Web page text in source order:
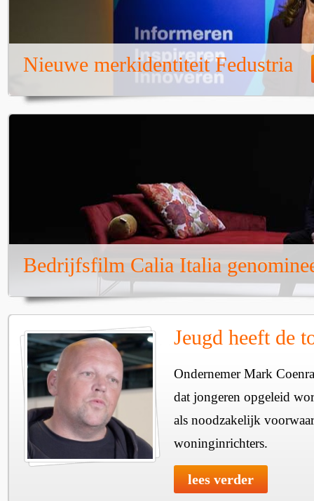
Nieuwe merkidentiteit Fedustria
Bedrijfsfilm Calia Italia
Jeugd heeft de
Ondernemer Mark
dat jongeren opgeleid
als noodzakelijk
woninginrichters.
lees verder